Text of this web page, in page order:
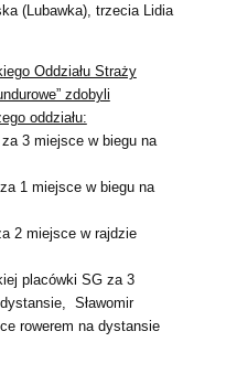
(Lubawka), trzecia Lidia
Oddziału Straży
zdobyli
oddziału:
za 3 miejsce w biegu na
1 miejsce w biegu na
2 miejsce w rajdzie
placówki SG za 3
Sławomir
rowerem na dystansie